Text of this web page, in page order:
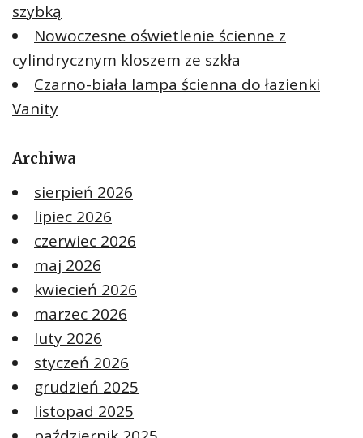
szybką
Nowoczesne oświetlenie ścienne z
cylindrycznym kloszem ze szkła
Czarno-biała lampa ścienna do łazienki
Vanity
Archiwa
sierpień 2026
lipiec 2026
czerwiec 2026
maj 2026
kwiecień 2026
marzec 2026
luty 2026
styczeń 2026
grudzień 2025
listopad 2025